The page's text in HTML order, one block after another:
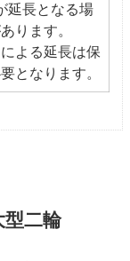
延長となる場
ります。
よる延長は保
となります。
二輪